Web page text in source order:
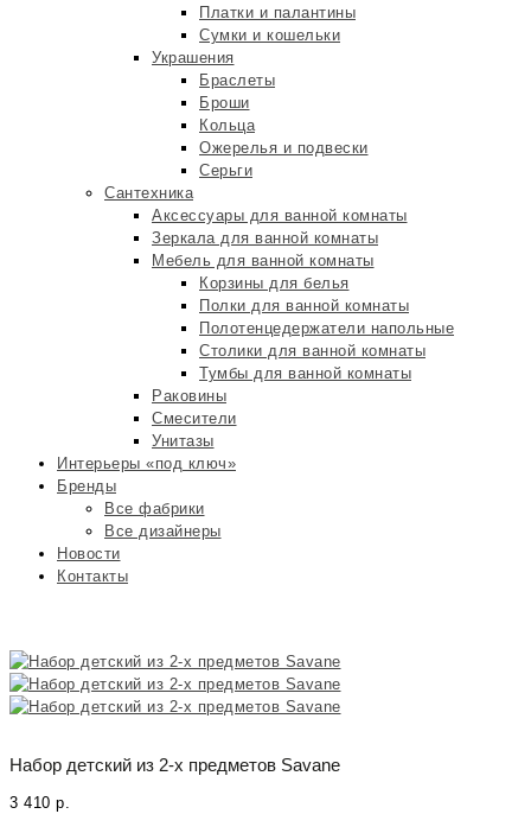
Платки и палантины
Сумки и кошельки
Украшения
Браслеты
Броши
Кольца
Ожерелья и подвески
Серьги
Сантехника
Аксессуары для ванной комнаты
Зеркала для ванной комнаты
Мебель для ванной комнаты
Корзины для белья
Полки для ванной комнаты
Полотенцедержатели напольные
Столики для ванной комнаты
Тумбы для ванной комнаты
Раковины
Смесители
Унитазы
Интерьеры «под ключ»
Бренды
Все фабрики
Все дизайнеры
Новости
Контакты
Набор детский из 2-х предметов Savane
3 410 р.